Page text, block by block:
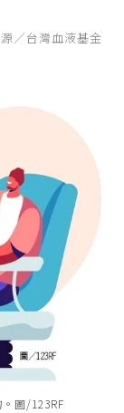
／台灣血液基金
圖/123RF